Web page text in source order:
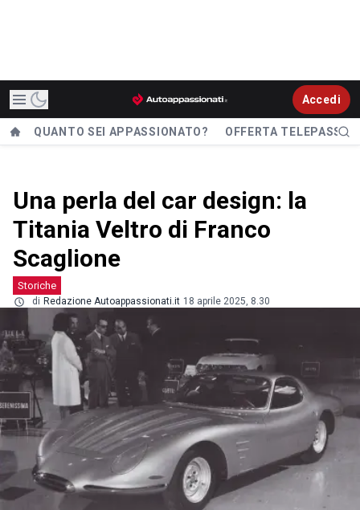
Accedi
QUANTO SEI APPASSIONATO? OFFERTA TELEPASS
Una perla del car design: la
Titania Veltro di Franco
Scaglione
Storiche
di Redazione Autoappassionati.it 18 aprile 2025, 8.30